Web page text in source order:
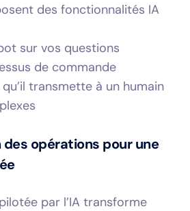
des fonctionnalités IA
sur vos questions
de commande
transmette à un humain
opérations pour une
pilotée par l’IA transforme